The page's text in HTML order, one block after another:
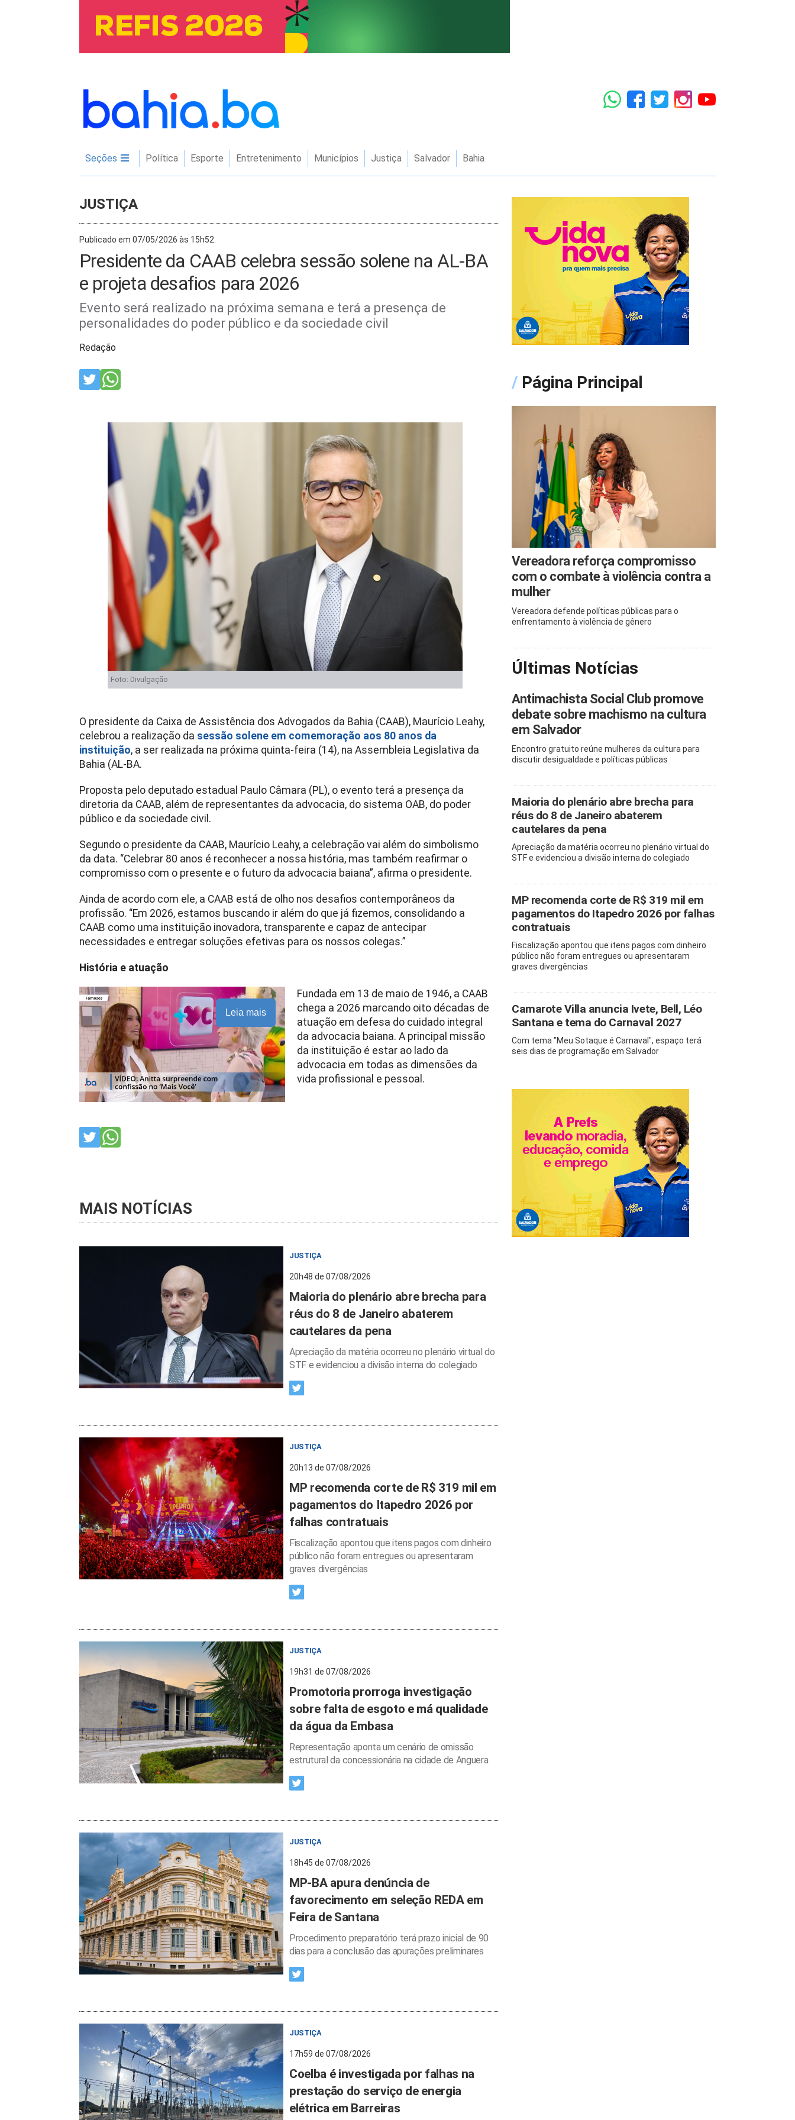
Seções Política Esporte Entretenimento Municípios Justiça Salvador Bahia
JUSTIÇA
Publicado em 07/05/2026 às 15h52.
Presidente da CAAB celebra sessão solene na AL-BA
e projeta desafios para 2026
Evento será realizado na próxima semana e terá a presença de
personalidades do poder público e da sociedade civil
Redação
Foto: Divulgação
O presidente da Caixa de Assistência dos Advogados da Bahia (CAAB), Maurício Leahy,
celebrou a realização da sessão solene em comemoração aos 80 anos da
instituição, a ser realizada na próxima quinta-feira (14), na Assembleia Legislativa da
Bahia (AL-BA.
Proposta pelo deputado estadual Paulo Câmara (PL), o evento terá a presença da
diretoria da CAAB, além de representantes da advocacia, do sistema OAB, do poder
público e da sociedade civil.
Segundo o presidente da CAAB, Maurício Leahy, a celebração vai além do simbolismo
da data. “Celebrar 80 anos é reconhecer a nossa história, mas também reafirmar o
compromisso com o presente e o futuro da advocacia baiana”, afirma o presidente.
Ainda de acordo com ele, a CAAB está de olho nos desafios contemporâneos da
profissão. “Em 2026, estamos buscando ir além do que já fizemos, consolidando a
CAAB como uma instituição inovadora, transparente e capaz de antecipar
necessidades e entregar soluções efetivas para os nossos colegas.”
História e atuação
Leia mais
Fundada em 13 de maio de 1946, a CAAB
chega a 2026 marcando oito décadas de
atuação em defesa do cuidado integral
da advocacia baiana. A principal missão
da instituição é estar ao lado da
advocacia em todas as dimensões da
vida profissional e pessoal.
MAIS NOTÍCIAS
JUSTIÇA
20h48 de 07/08/2026
Maioria do plenário abre brecha para
réus do 8 de Janeiro abaterem
cautelares da pena
Apreciação da matéria ocorreu no plenário virtual do
STF e evidenciou a divisão interna do colegiado
JUSTIÇA
20h13 de 07/08/2026
MP recomenda corte de R$ 319 mil em
pagamentos do Itapedro 2026 por
falhas contratuais
Fiscalização apontou que itens pagos com dinheiro
público não foram entregues ou apresentaram
graves divergências
JUSTIÇA
19h31 de 07/08/2026
Promotoria prorroga investigação
sobre falta de esgoto e má qualidade
da água da Embasa
Representação aponta um cenário de omissão
estrutural da concessionária na cidade de Anguera
JUSTIÇA
18h45 de 07/08/2026
MP-BA apura denúncia de
favorecimento em seleção REDA em
Feira de Santana
Procedimento preparatório terá prazo inicial de 90
dias para a conclusão das apurações preliminares
JUSTIÇA
17h59 de 07/08/2026
Coelba é investigada por falhas na
prestação do serviço de energia
elétrica em Barreiras
/ Página Principal
Vereadora reforça compromisso
com o combate à violência contra a
mulher
Vereadora defende políticas públicas para o
enfrentamento à violência de gênero
Últimas Notícias
Antimachista Social Club promove
debate sobre machismo na cultura
em Salvador
Encontro gratuito reúne mulheres da cultura para
discutir desigualdade e políticas públicas
Maioria do plenário abre brecha para
réus do 8 de Janeiro abaterem
cautelares da pena
Apreciação da matéria ocorreu no plenário virtual do
STF e evidenciou a divisão interna do colegiado
MP recomenda corte de R$ 319 mil em
pagamentos do Itapedro 2026 por falhas
contratuais
Fiscalização apontou que itens pagos com dinheiro
público não foram entregues ou apresentaram
graves divergências
Camarote Villa anuncia Ivete, Bell, Léo
Santana e tema do Carnaval 2027
Com tema "Meu Sotaque é Carnaval", espaço terá
seis dias de programação em Salvador